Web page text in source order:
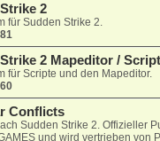
2
für Sudden Strike 2.
2 Mapeditor /
für Scripte und den Mapeditor.
Conflicts
Sudden Strike 2. Offizieller
und wird vertrieben von